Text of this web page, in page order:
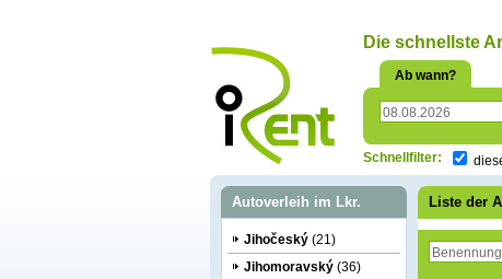
Die schnellste
Ab wann?
Schnellfilter:
Autoverleih im Lkr.
Jihočeský (21)
Jihomoravský (36)
Liste der